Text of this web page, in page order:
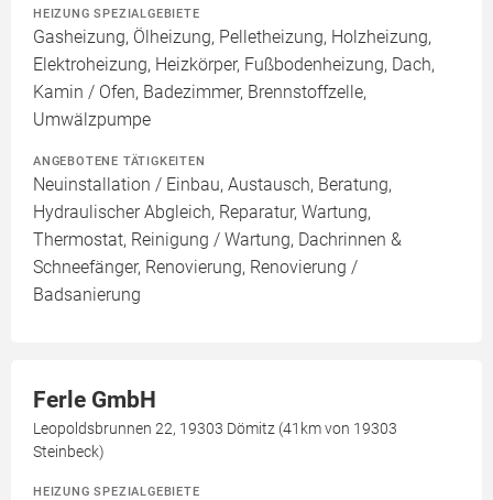
HEIZUNG SPEZIALGEBIETE
Gasheizung, Ölheizung, Pelletheizung, Holzheizung,
Elektroheizung, Heizkörper, Fußbodenheizung, Dach,
Kamin / Ofen, Badezimmer, Brennstoffzelle,
Umwälzpumpe
ANGEBOTENE TÄTIGKEITEN
Neuinstallation / Einbau, Austausch, Beratung,
Hydraulischer Abgleich, Reparatur, Wartung,
Thermostat, Reinigung / Wartung, Dachrinnen &
Schneefänger, Renovierung, Renovierung /
Badsanierung
Ferle GmbH
Leopoldsbrunnen 22, 19303 Dömitz (41km von 19303
Steinbeck)
HEIZUNG SPEZIALGEBIETE